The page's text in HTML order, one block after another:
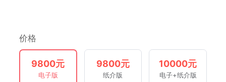
价格
9800元
电子版
9800元
纸介版
10000元
电子+纸介版